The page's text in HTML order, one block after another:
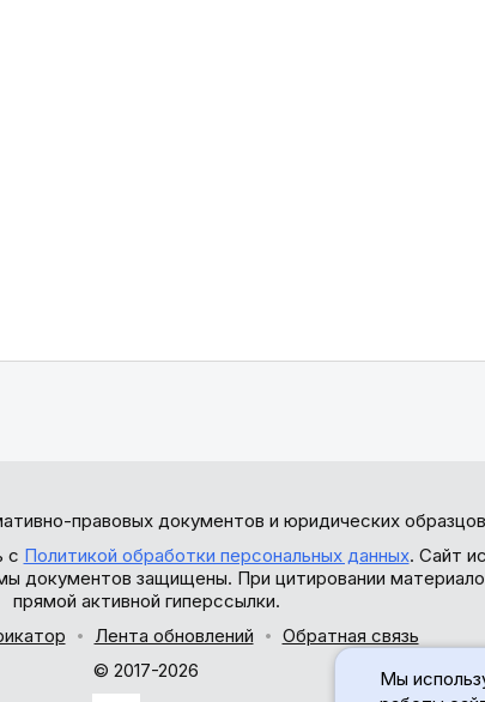
правовых документов и юридических
с Политикой обработки персональных данных. Сайт
документов защищены. При цитировании
прямой активной гиперссылки.
Лента обновлений
Обратная связь
© 2017-2026
Мы